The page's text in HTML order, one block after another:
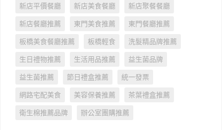
新店平價餐廳 新店美食餐廳 新店聚餐餐廳
新店餐廳推薦 東門美食推薦 東門餐廳推薦
板橋美食餐廳推薦 板橋輕食 洗髮精品牌推薦
生日禮物推薦 生活用品推薦 益生菌品牌
益生菌推薦 節日禮盒推薦 統一發票
網路宅配美食 美容保養推薦 茶葉禮盒推薦
衛生棉推薦品牌 辦公室團購推薦